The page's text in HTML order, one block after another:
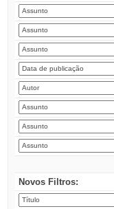
Novos Filtros: